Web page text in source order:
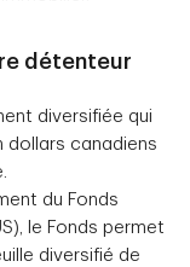
détenteur
diversifiée qui
dollars canadiens
du Fonds
le Fonds permet
diversifié de